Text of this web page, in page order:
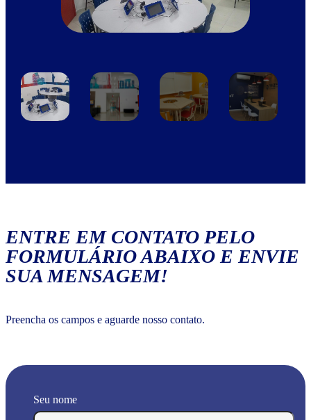
ENTRE EM CONTATO PELO
FORMULÁRIO ABAIXO E ENVIE
SUA MENSAGEM!
Preencha os campos e aguarde nosso contato.
Seu nome